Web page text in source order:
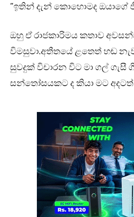
“ඉතින් දැන් කොහොමද ඔයාගේ
ඔහු ඒ රාජකාරිමය කතාව
විමසුවා.අතීතයේ ළතෙත් හඬ
සුවදුක් විචාරන විට මා ගල් ගැසී
සන්තෝසයකට ද කියා මට අදටත්